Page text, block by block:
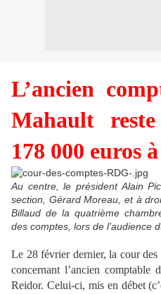
L’ancien
Mahault
178 000 euros
Au centre, le président Alain
section, Gérard Moreau, et à
Billaud de la quatrième
des comptes, lors de l’audience
Le 28 février dernier, la cour
concernant l’ancien
Reidor. Celui-ci, mis en débet